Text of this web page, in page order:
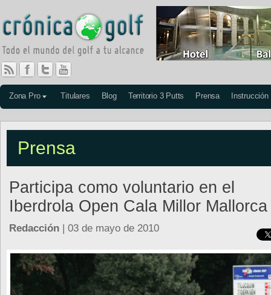
Zona Pro Titulares Blog Territorio 3 Putts Prensa Instrucción
Prensa
Participa como voluntario en el
Iberdrola Open Cala Millor Mallorca
Redacción | 03 de mayo de 2010